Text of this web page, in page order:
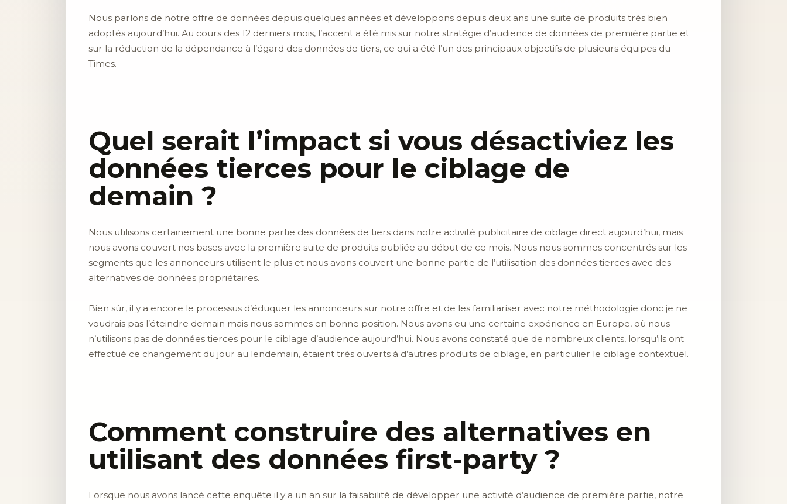
Nous parlons de notre offre de données depuis quelques années et développons depuis deux ans une suite de produits très bien
adoptés aujourd’hui. Au cours des 12 derniers mois, l’accent a été mis sur notre stratégie d’audience de données de première partie et
sur la réduction de la dépendance à l’égard des données de tiers, ce qui a été l’un des principaux objectifs de plusieurs équipes du
Times.
Quel serait l’impact si vous désactiviez les
données tierces pour le ciblage de
demain ?
Nous utilisons certainement une bonne partie des données de tiers dans notre activité publicitaire de ciblage direct aujourd’hui, mais
nous avons couvert nos bases avec la première suite de produits publiée au début de ce mois. Nous nous sommes concentrés sur les
segments que les annonceurs utilisent le plus et nous avons couvert une bonne partie de l’utilisation des données tierces avec des
alternatives de données propriétaires.
Bien sûr, il y a encore le processus d’éduquer les annonceurs sur notre offre et de les familiariser avec notre méthodologie donc je ne
voudrais pas l’éteindre demain mais nous sommes en bonne position. Nous avons eu une certaine expérience en Europe, où nous
n’utilisons pas de données tierces pour le ciblage d’audience aujourd’hui. Nous avons constaté que de nombreux clients, lorsqu’ils ont
effectué ce changement du jour au lendemain, étaient très ouverts à d’autres produits de ciblage, en particulier le ciblage contextuel.
Comment construire des alternatives en
utilisant des données first-party ?
Lorsque nous avons lancé cette enquête il y a un an sur la faisabilité de développer une activité d’audience de première partie, notre